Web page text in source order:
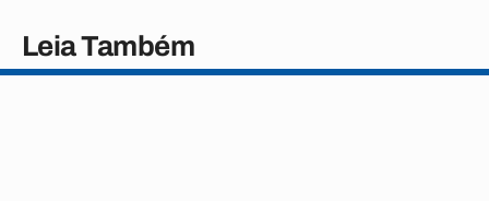
Leia Também